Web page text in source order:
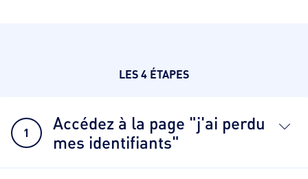
LES 4 ÉTAPES
1
Accédez à la page "j'ai perdu
mes identifiants"